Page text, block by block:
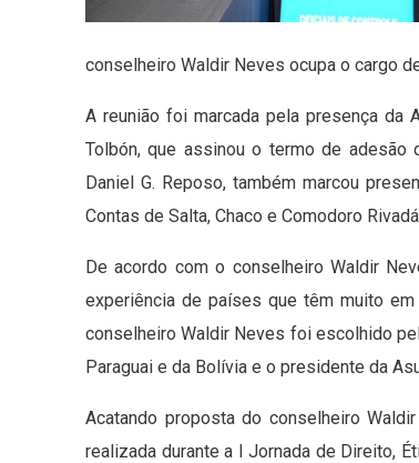
conselheiro Waldir Neves ocupa o cargo
A reunião foi marcada pela presença da
Tolbón, que assinou o termo de adesão
Daniel G. Reposo, também marcou
Contas de Salta, Chaco e Comodoro
De acordo com o conselheiro Waldir
experiência de países que têm muito
conselheiro Waldir Neves foi escolhido
Paraguai e da Bolívia e o presidente da
Acatando proposta do conselheiro
realizada durante a I Jornada de Direito,